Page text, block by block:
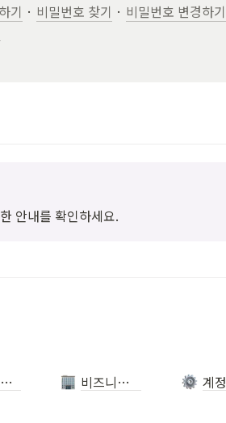
기 · 비밀번호 찾기 · 비밀번호 변경하기
안내를 확인하세요.
수강생 관리 비즈니스·행정
계정